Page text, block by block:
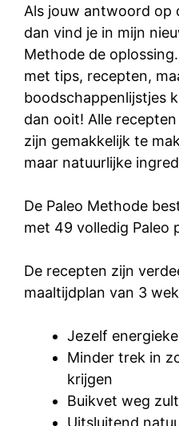
Als jouw antwoord op
dan vind je in mijn
Methode de
met tips, recepten,
boodschappenlijstjes
dan ooit! Alle
zijn gemakkelijk te
maar natuurlijke
De Paleo Methode
met 49 volledig Paleo
De recepten zijn
maaltijdplan van 3
Jezelf
Minder trek in
krijgen
Buikvet weg
Uitsluitend